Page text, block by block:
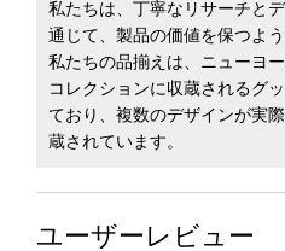
私たちは、丁寧なリサーチと
通じて、製品の価値を保つよ
私たちの品揃えは、ニューヨ
コレクションに収蔵されるグ
ており、複数のデザインが実
蔵されています。
ユーザーレビュー